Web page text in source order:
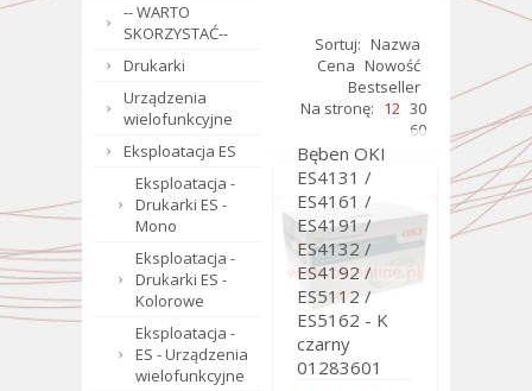
-- WARTO
SKORZYSTAĆ--
Drukarki
Urządzenia
wielofunkcyjne
Eksploatacja ES
Eksploatacja -
Drukarki ES -
Mono
Eksploatacja -
Drukarki ES -
Kolorowe
Eksploatacja -
ES - Urządzenia
wielofunkcyjne
Sortuj: Nazwa
Cena Nowość
Bestseller
Na stronę: 12 30
60
Bęben OKI
ES4131 /
ES4161 /
ES4191 /
ES4132 /
ES4192 /
ES5112 /
ES5162 - K
czarny
01283601